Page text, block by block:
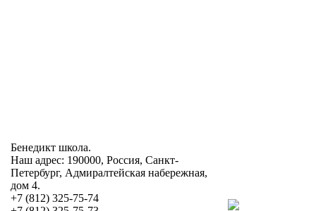
Бенедикт школа.
Наш адрес: 190000, Россия, Санкт-
Петербург, Адмиралтейская набережная,
дом 4.
+7 (812) 325-75-74